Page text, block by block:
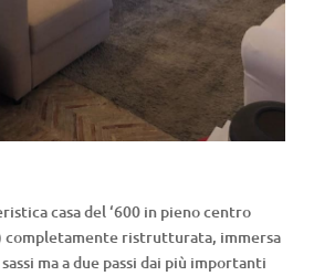
casa del ‘600 in pieno centro
completamente ristrutturata, immersa
ma a due passi dai più importanti